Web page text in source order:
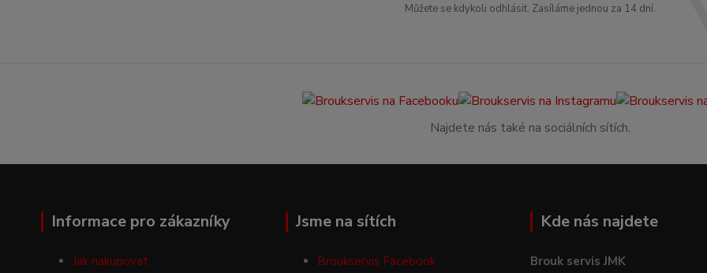
Můžete se kdykoli odhlásit. Zasíláme jednou za 14 dní.
Najdete nás také na sociálních sítích.
Informace pro zákazníky
Jak nakupovat
Jsme na sítích
Broukservis Facebook
Kde nás najdete
Brouk servis JMK